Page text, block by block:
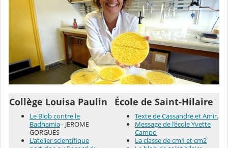
Collège Louisa Paulin
Le Blob contre le
Badhamia- JEROME
GORGUES
L'atelier scientifique
École de Saint-Hilaire
Texte de Cassandre et Amir.
Message de l’école Yvette
Campo
La classe de cm1 et cm2